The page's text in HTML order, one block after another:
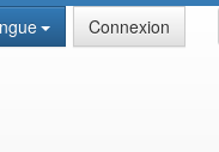
Connexion